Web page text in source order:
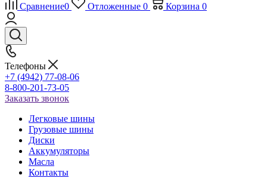
Сравнение0 Отложенные 0 Корзина 0
Телефоны
+7 (4942) 77-08-06
8-800-201-73-05
Заказать звонок
Легковые шины
Грузовые шины
Диски
Аккумуляторы
Масла
Контакты